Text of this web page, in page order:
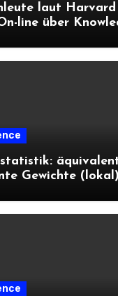
laut
line über
Gewichte (lokal)